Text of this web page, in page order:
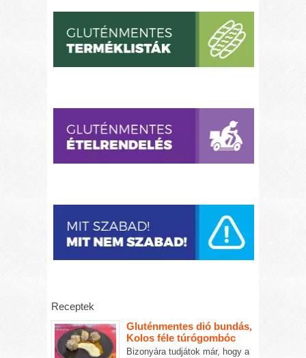
Receptek
Gluténmentes dió bundás,
Kolos féle túrógombóc
Bizonyára tudjátok már, hogy a